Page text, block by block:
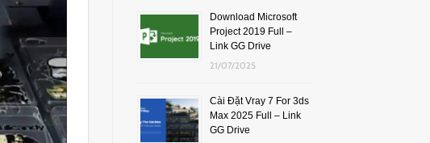
Download Microsoft
Project 2019 Full –
Link GG Drive
21/07/2025
Cài Đặt Vray 7 For 3ds
Max 2025 Full – Link
GG Drive